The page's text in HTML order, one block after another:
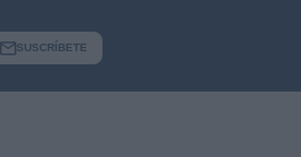
SUSCRÍBETE